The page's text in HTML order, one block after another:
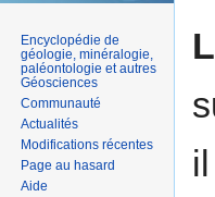
Encyclopédie de
géologie, minéralogie,
paléontologie et autres
Géosciences
Communauté
Actualités
Modifications récentes
Page au hasard
Aide